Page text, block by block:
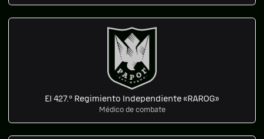
El 427.º Regimiento Independiente «RAROG»
Médico de combate